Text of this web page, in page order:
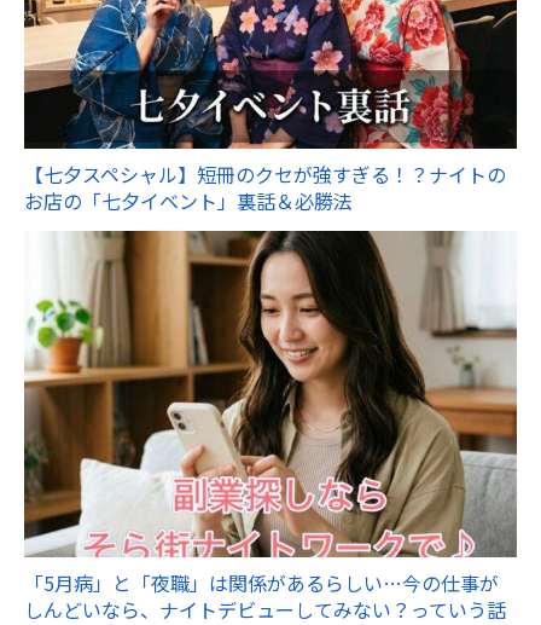
【七夕スペシャル】短冊のクセが強すぎる！？ナイトの
お店の「七夕イベント」裏話＆必勝法
「5月病」と「夜職」は関係があるらしい…今の仕事が
しんどいなら、ナイトデビューしてみない？っていう話